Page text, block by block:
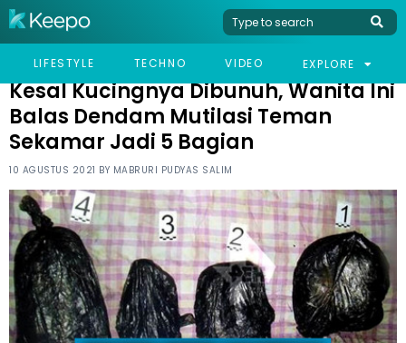
LIFESTYLE TECHNO VIDEO EXPLORE
HOME VIRAL
KESAL KUCINGNYA DIBUNUH, WANITA INI BALAS DENDAM
Kesal Kucingnya Dibunuh, Wanita Ini
Balas Dendam Mutilasi Teman
Sekamar Jadi 5 Bagian
10 AGUSTUS 2021 BY MABRURI PUDYAS SALIM